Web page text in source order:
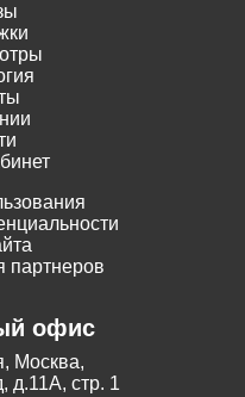
партнеров
офис
Москва,
д.11А, стр. 1